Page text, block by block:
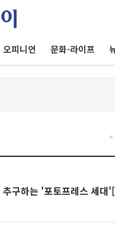
오피니언 문화·라이프
구하는 '포토프레스 세대